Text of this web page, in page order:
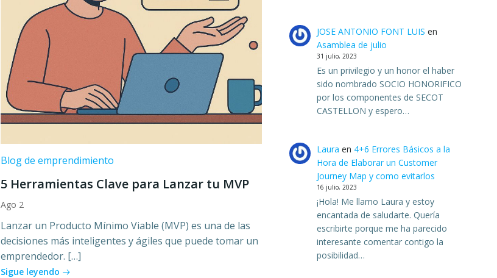
Blog de emprendimiento
5 Herramientas Clave para Lanzar tu MVP
Ago 2
Lanzar un Producto Mínimo Viable (MVP) es una de las
decisiones más inteligentes y ágiles que puede tomar un
emprendedor. […]
Sigue leyendo
JOSE ANTONIO FONT LUIS en
Asamblea de julio
31 julio, 2023
Es un privilegio y un honor el haber
sido nombrado SOCIO HONORIFICO
por los componentes de SECOT
CASTELLON y espero…
Laura en 4+6 Errores Básicos a la
Hora de Elaborar un Customer
Journey Map y como evitarlos
16 julio, 2023
¡Hola! Me llamo Laura y estoy
encantada de saludarte. Quería
escribirte porque me ha parecido
interesante comentar contigo la
posibilidad…